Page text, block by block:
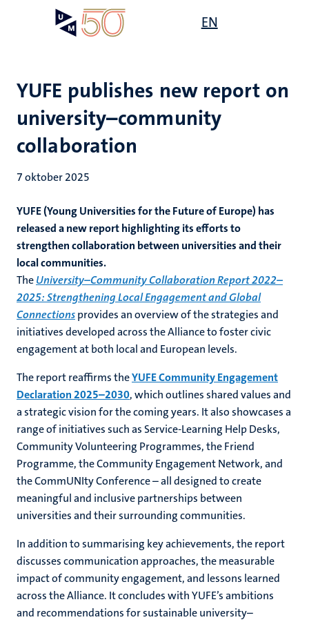
gaan
EN
YUFE publishes new report on
university–community
collaboration
7 oktober 2025
YUFE (Young Universities for the Future of Europe) has
released a new report highlighting its efforts to
strengthen collaboration between universities and their
local communities.
TheUniversity–Community Collaboration Report 2022–
2025: Strengthening Local Engagement and Global
Connectionsprovides an overview of the strategies and
initiatives developed across the Alliance to foster civic
engagement at both local and European levels.
The report reaffirms theYUFE Community Engagement
Declaration 2025–2030, which outlines shared values and
a strategic vision for the coming years. It also showcases a
range of initiatives such as Service-Learning Help Desks,
Community Volunteering Programmes, the Friend
Programme, the Community Engagement Network, and
the CommUNIty Conference – all designed to create
meaningful and inclusive partnerships between
universities and their surrounding communities.
In addition to summarising key achievements, the report
discusses communication approaches, the measurable
impact of community engagement, and lessons learned
across the Alliance. It concludes with YUFE’s ambitions
and recommendations for sustainable university–